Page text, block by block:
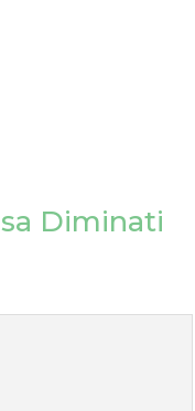
Diminati